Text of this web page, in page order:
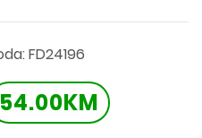
FD24196
54.00KM